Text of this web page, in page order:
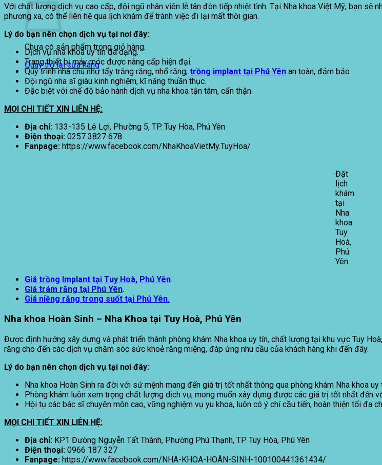
Chưa có sản phẩm trong giỏ hàng.
Quay trở lại cửa hàng
Với chất lượng dịch vụ cao cấp, đội ngũ nhân viên lễ tân đón tiếp nhiệt tình. Tại Nha khoa Việt Mỹ, bạn sẽ
phương xa, có thể liên hệ qua lịch khám để tránh việc đi lại mất thời gian.
Lý do bạn nên chọn dịch vụ tại nơi đây:
Dịch vụ nha khoa uy tín đa dạng.
Trang thiết bị máy móc được nâng cấp hiện đại.
Quy trình nha chu như tẩy trắng răng, nhổ răng, trồng implant tại Phú Yên an toàn, đảm bảo.
Đội ngũ nha sĩ giàu kinh nghiệm, kĩ năng thuần thục.
Đặc biệt với chế độ bảo hành dịch vụ nha khoa tận tâm, cẩn thận.
MỌI CHI TIẾT XIN LIÊN HỆ:
Địa chỉ: 133-135 Lê Lợi, Phường 5, TP. Tuy Hòa, Phú Yên
Điện thoại: 0257 3827 678
Fanpage: https://www.facebook.com/NhaKhoaVietMy.TuyHoa/
Đặt
lịch
khám
tại
Nha
khoa
Tuy
Hoà,
Phú
Yên
Giá trồng Implant tại Tuy Hoà, Phú Yên.
Giá trám răng tại Phú Yên.
Giá niềng răng trong suốt tại Phú Yên.
Nha khoa Hoàn Sinh – Nha Khoa tại Tuy Hoà, Phú Yên
​Được định hướng xây dựng và phát triển thành phòng khám Nha khoa uy tín, chất lượng tại khu vực Tuy
răng cho đến các dịch vụ chăm sóc sức khoẻ răng miệng, đáp ứng nhu cầu của khách hàng khi đến đây.
Lý do bạn nên chọn dịch vụ tại nơi đây:
Nha khoa Hoàn Sinh ra đời với sứ mệnh mang đến giá trị tốt nhất thông qua phòng khám Nha khoa uy
Phòng khám luôn xem trọng chất lượng dịch vụ, mong muốn xây dựng được các giá trị tốt nhất đến
Hội tụ các bác sĩ chuyên môn cao, vững nghiệm vụ yu khoa, luôn có ý chí cầu tiến, hoàn thiện tối đa
MỌI CHI TIẾT XIN LIÊN HỆ:
Địa chỉ: KP1 Đường Nguyễn Tất Thành, Phường Phú Thạnh, TP Tuy Hòa, Phú Yên
Điện thoại: 0966 187 327
Fanpage: https://www.facebook.com/NHA-KHOA-HOÀN-SINH-100100441361434/